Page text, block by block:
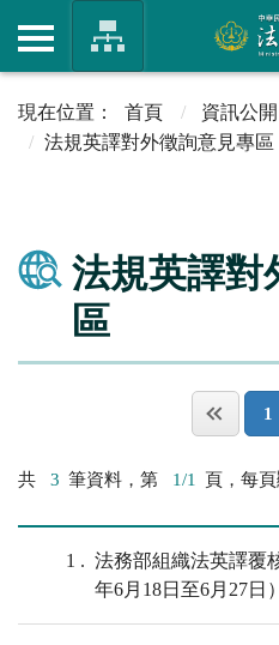
首頁
資訊公開
法規英譯對外徵詢意見專區
法規英譯對
區
1
共 3 筆資料，第 1/1 頁，每
1
法務部組織法英譯覆
年6月18日至6月27日）